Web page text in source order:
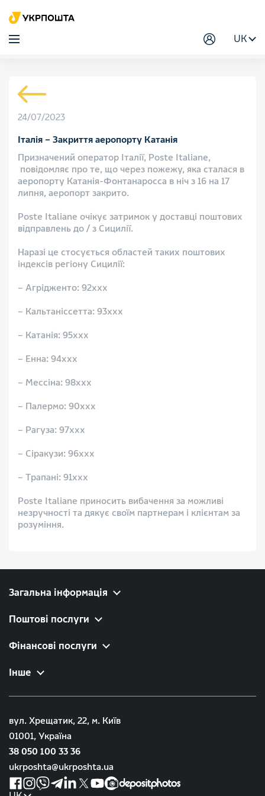
UK
24/07/2023
Італія – Закриття аеропорту Катанія
Призначений оператор Італії, Poste Italiane,
повідомляє про те, що через пожежу, яка сталася в
аеропорту Катанія-Фонтанаросса в ніч з 16 на 17
липня, аеропорт закрито.
Poste Italiane очікує затримок у доставці поштових
відправлень до / з Сицилії.
Наразі це стосується областей таких поштових
індексів регіону Сицилії:
– Агрідженто: 92xxx
– Кальтаніссетта: 93xxx
– Катанія: 95xxx
– Енна: 94xxx
– Мессіна: 98xxx
– Палермо: 90xxx
– Рагуза: 97xxx
– Сіракузи: 96xxx
– Трапані: 91xxx
Poste Italiane приносить вибачення за можливі
незручності та дякує своїм партнерам і клієнтам за
розуміння.
Загальна інформація
Поштові послуги
Фінансові послуги
Інше
вул. Хрещатик, 22, м. Київ
01001, Україна
38 050 100 33 36
ukrposhta@ukrposhta.ua